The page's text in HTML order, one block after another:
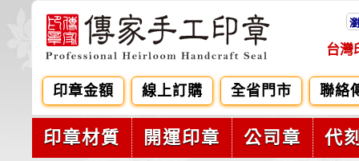
台灣
印章金額 線上訂購 全省門市 聯絡
印章材質 開運印章 公司章 代